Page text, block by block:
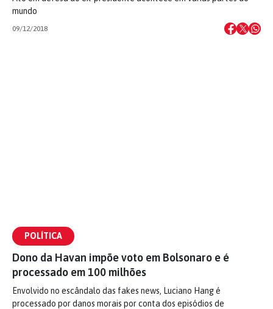
mundo
09/12/2018
POLÍTICA
Dono da Havan impõe voto em Bolsonaro e é
processado em 100 milhões
Envolvido no escândalo das fakes news, Luciano Hang é
processado por danos morais por conta dos episódios de